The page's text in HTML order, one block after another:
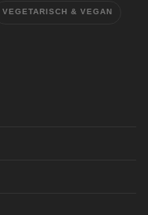
VEGETARISCH & VEGAN